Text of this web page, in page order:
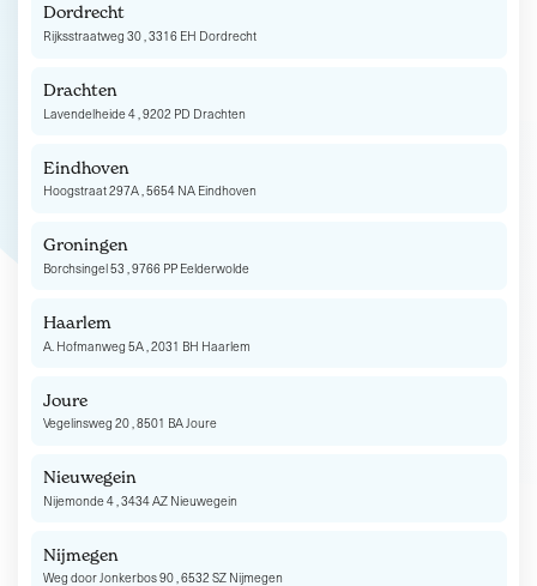
Dordrecht
Rijksstraatweg 30 , 3316 EH Dordrecht
Drachten
Lavendelheide 4 , 9202 PD Drachten
Eindhoven
Hoogstraat 297A , 5654 NA Eindhoven
Groningen
Borchsingel 53 , 9766 PP Eelderwolde
Haarlem
A. Hofmanweg 5A , 2031 BH Haarlem
Joure
Vegelinsweg 20 , 8501 BA Joure
Nieuwegein
Nijemonde 4 , 3434 AZ Nieuwegein
Nijmegen
Weg door Jonkerbos 90 , 6532 SZ Nijmegen